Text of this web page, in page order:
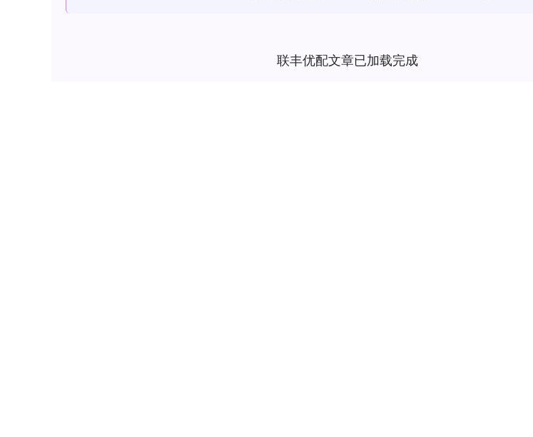
联丰优配文章已加载完成